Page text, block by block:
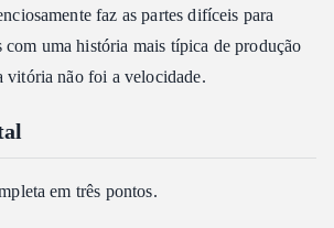
faz as partes difíceis para
com uma história mais típica de produção
não foi a velocidade.
em três pontos.